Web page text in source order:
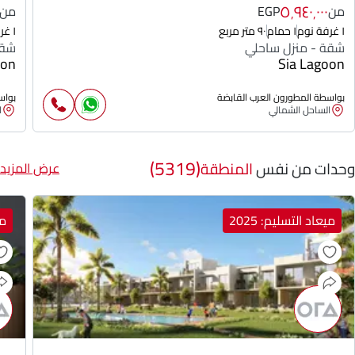
من٥٬٩٤٠٬٠٠٠EGP
١ غرفة نوم ١ حمام ٩٠ متر مربع
شقة - منزل ساحلي
Sia Lagoon
بواسطة المطورون العرب القابضة
الساحل الشمالي
من
١ غرفة نوم
وحدات من نفسالمنطقة(5319) عرض المزيد
ميعاد التسليم: 2025